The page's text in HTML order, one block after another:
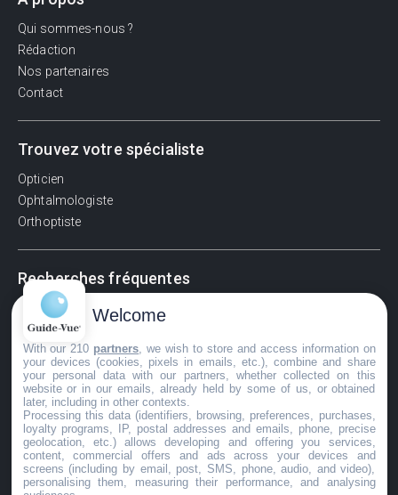
Qui sommes-nous ?
Rédaction
Nos partenaires
Contact
Trouvez votre spécialiste
Opticien
Ophtalmologiste
Orthoptiste
Recherches fréquentes
Pathologies adultes
Signes d'une urgence ophtalmologique
La vision
Acuité visuelle
Myosis / mydriase
Œdème oculaire
©GuideVue2024
Welcome
With our 210 partners , we wish to store and access information on
your devices (cookies, pixels in emails, etc.), combine and share
your personal data with our partners, whether collected on this
website or in our emails, already held by some of us, or obtained
later, including in other contexts.
Processing this data (identifiers, browsing, preferences, purchases,
loyalty programs, IP, postal addresses and emails, phone, precise
geolocation, etc.) allows developing and offering you services,
content, commercial offers and ads across your devices and
screens (including by email, post, SMS, phone, audio, and video),
personalising them, measuring their performance, and analysing